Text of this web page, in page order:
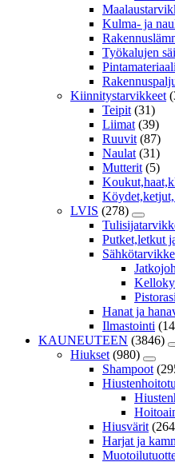
Kulma- ja
Työkalujen
Kiinnitystarvikkeet
Teipit (31)
Liimat (39)
Ruuvit (87)
Naulat (31)
Mutterit (5)
LVIS (278)
Putket,letkut
Hanat ja
Ilmastointi
KAUNEUTEEN (3846)
Hiukset (980)
Shampoot
Hiusvärit
Harjat ja